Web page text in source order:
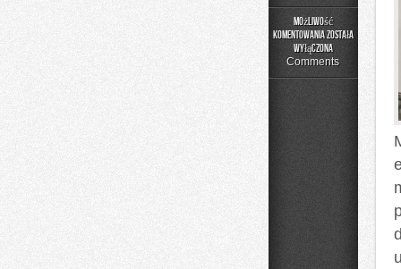
Możliwość
komentowania
Fotografia
została
wyłączona
Comments